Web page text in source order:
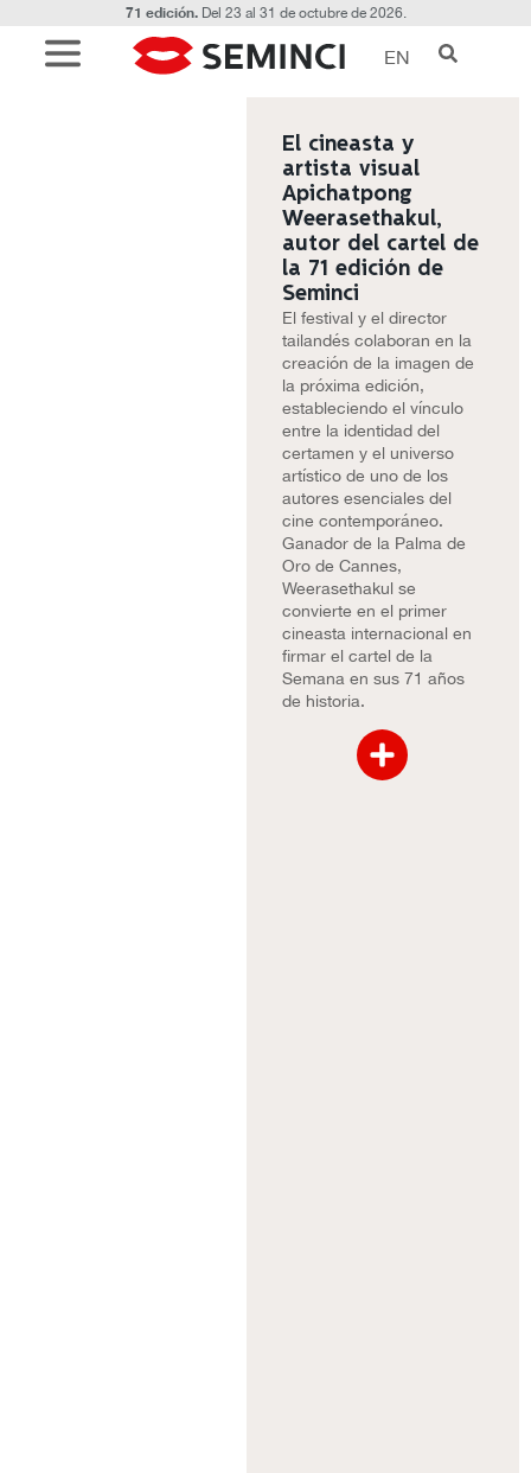
71 edición.Del 23 al 31 de octubre de 2026.
EN
El cineasta y
artista visual
Apichatpong
Weerasethakul,
autor del cartel de
la 71 edición de
Seminci
El festival y el director
tailandés colaboran en la
creación de la imagen de
la próxima edición,
estableciendo el vínculo
entre la identidad del
certamen y el universo
artístico de uno de los
autores esenciales del
cine contemporáneo.
Ganador de la Palma de
Oro de Cannes,
Weerasethakul se
convierte en el primer
cineasta internacional en
firmar el cartel de la
Semana en sus 71 años
de historia.